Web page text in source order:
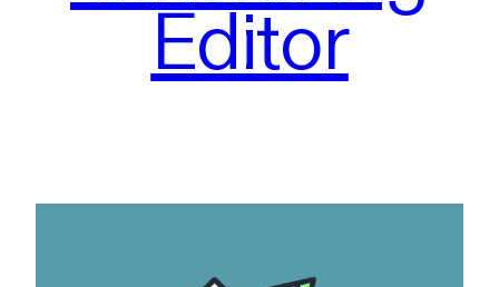
Editor